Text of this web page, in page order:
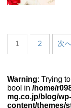
1 2 次
Warning: Trying
bool in /home/
mg.co.jp/blog/wp-
content/themes/